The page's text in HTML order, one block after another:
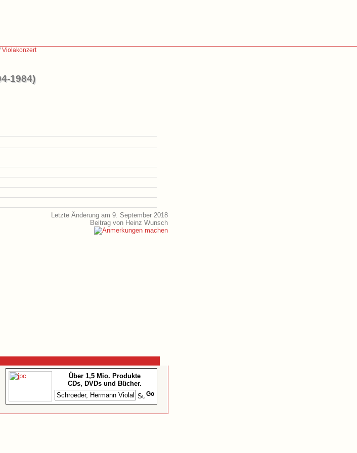
Violakonzert
1984)
Letzte Änderung am 9. September 2018
Beitrag von Heinz Wunsch
Über 1,5 Mio. Produkte
CDs, DVDs und Bücher.
Go